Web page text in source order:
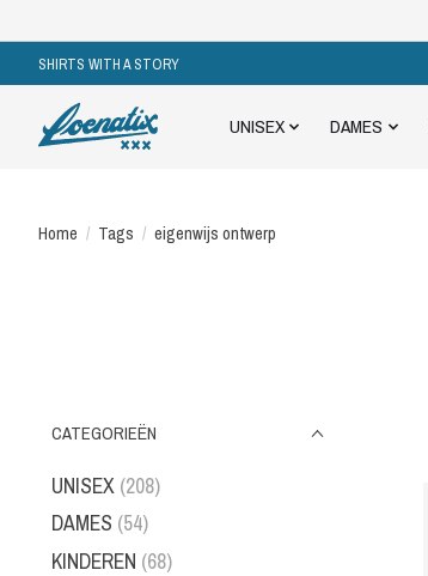
SHIRTS WITH A STORY
UNISEX DAMES
Home / Tags / eigenwijs ontwerp
CATEGORIEËN
UNISEX (208)
DAMES (54)
KINDEREN (68)